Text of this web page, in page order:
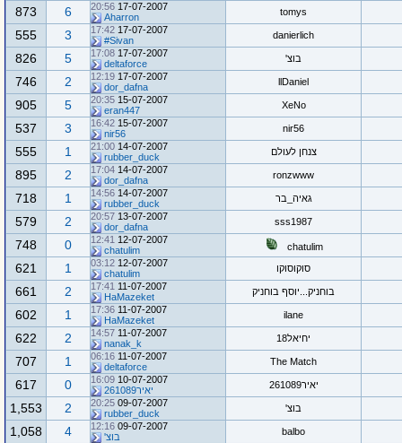
tomys
17-07-2007
20:56
Aharron
6
873
danierlich
17-07-2007
17:42
Sivan#
3
555
בוצ' 17-07-2007
17:08
deltaforce
5
826
llDaniel
17-07-2007
12:19
dor_dafna
2
746
XeNo
15-07-2007
20:35
eran447
5
905
nir56
15-07-2007
16:42
nir56
3
537
צנחן לעולם 14-07-2007
21:00
rubber_duck
1
555
ronzwww
14-07-2007
17:04
dor_dafna
2
895
גאיה_בר 14-07-2007
14:56
rubber_duck
1
718
sss1987
13-07-2007
20:57
dor_dafna
2
579
chatulim
12-07-2007
12:41
chatulim
0
748
סוקוסוקו 12-07-2007
03:12
chatulim
1
621
בוחניק...יוסף בוחניק 11-07-2007
17:41
HaMazeket
2
661
ilane
11-07-2007
17:36
HaMazeket
1
602
יחיאל18 11-07-2007
14:57
nanak_k
2
622
The Match
11-07-2007
06:16
deltaforce
1
707
יאיר261089 10-07-2007
16:09
יאיר261089
0
617
בוצ' 09-07-2007
20:25
rubber_duck
2
1,553
balbo
09-07-2007
12:16
בוצ'
4
1,058